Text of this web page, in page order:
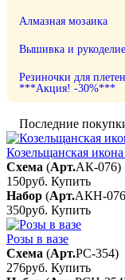
Алмазная мозаика
Вышивка и рукоделие
Резиночки для
***Акция! -30%***
Последние
Козельщанская
Схема (Арт.АК-076)
150руб. Купить
Набор (Арт.АКН-076
350руб. Купить
Розы в вазе
Схема (Арт.РС-354)
276руб. Купить